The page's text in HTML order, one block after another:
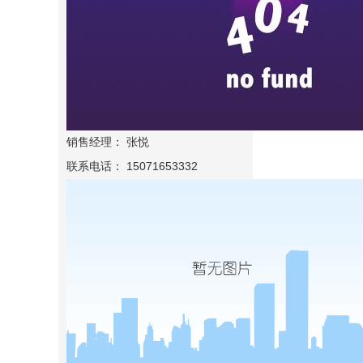
销售经理： 张悦
联系电话： 15071653332